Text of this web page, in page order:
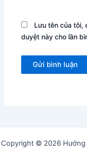
Lưu tên của tôi,
duyệt này cho lần
Copyright © 2026 Hướng